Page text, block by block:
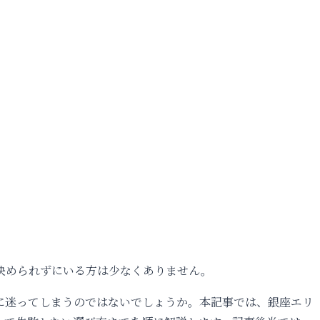
られずにいる方は少なくありません。
ってしまうのではないでしょうか。本記事では、銀座エリ